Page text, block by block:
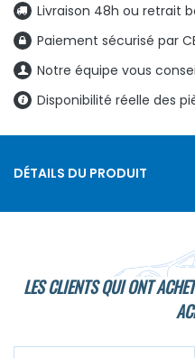
Livraison 48h ou retrait
Paiement sécurisé par
Notre équipe vous
Disponibilité réelle des
DÉTAILS DU PRODUIT
LES CLIENTS QUI ONT